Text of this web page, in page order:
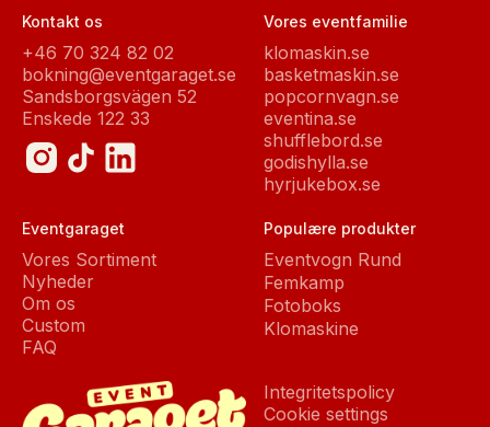
Kontakt os
+46 70 324 82 02
bokning@eventgaraget.se
Sandsborgsvägen 52
Enskede 122 33
Vores eventfamilie
klomaskin.se
basketmaskin.se
popcornvagn.se
eventina.se
shufflebord.se
godishylla.se
hyrjukebox.se
Eventgaraget
Vores Sortiment
Nyheder
Om os
Custom
FAQ
Populære produkter
Eventvogn Rund
Femkamp
Fotoboks
Klomaskine
Integritetspolicy
Cookie settings